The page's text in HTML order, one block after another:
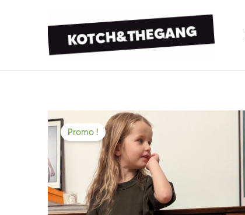
Promo !